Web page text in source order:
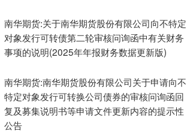
南华期货:关于南华期货股份有限公司向不特定
对象发行可转债第二轮审核问询函中有关财务
事项的说明(2025年年报财务数据更新版)
南华期货:南华期货股份有限公司关于申请向不
特定对象发行可转换公司债券的审核问询函回
复及募集说明书等申请文件更新内容的提示性
公告